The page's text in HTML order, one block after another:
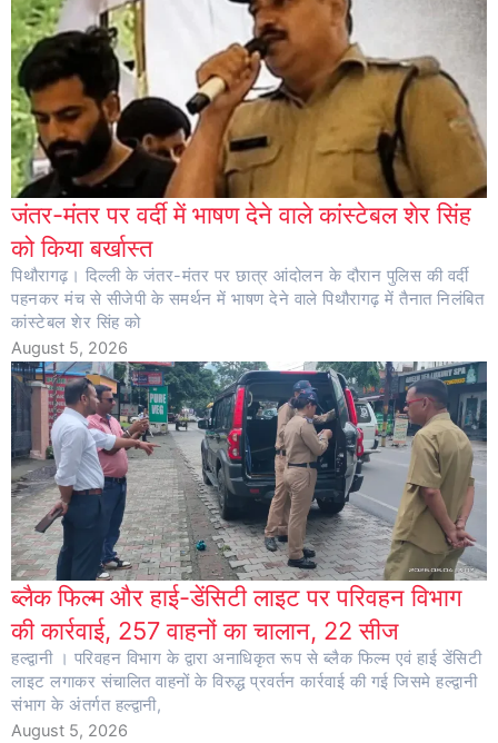
जंतर-मंतर पर वर्दी में भाषण देने वाले कांस्टेबल शेर सिंह
को किया बर्खास्त
पिथौरागढ़। दिल्ली के जंतर-मंतर पर छात्र आंदोलन के दौरान पुलिस की वर्दी
पहनकर मंच से सीजेपी के समर्थन में भाषण देने वाले पिथौरागढ़ में तैनात निलंबित
कांस्टेबल शेर सिंह को
August 5, 2026
ब्लैक फिल्म और हाई-डेंसिटी लाइट पर परिवहन विभाग
की कार्रवाई, 257 वाहनों का चालान, 22 सीज
हल्द्वानी । परिवहन विभाग के द्वारा अनाधिकृत रूप से ब्लैक फिल्म एवं हाई डेंसिटी
लाइट लगाकर संचालित वाहनों के विरुद्ध प्रवर्तन कार्रवाई की गई जिसमे हल्द्वानी
संभाग के अंतर्गत हल्द्वानी,
August 5, 2026